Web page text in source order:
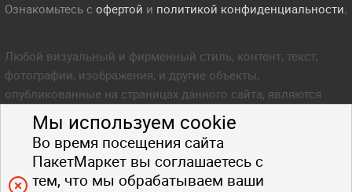
Мы используем cookie
Во время посещения сайта
ПакетМаркет вы соглашаетесь с
тем, что мы обрабатываем ваши
Ознакомьтесь с офертой и политикой конфиденциальности.
Любой визуальный и фирменный стиль, контент, текст,
фотографии, изображения, и другие объекты,
опубликованные на страницах данного сайта, являются
объектом прав интеллектуальной собственности компании
Пакетмаркет. Любое копирование стиля, контента, текста,
фотографий, изображений и других объектов данного сайта
запрещено.